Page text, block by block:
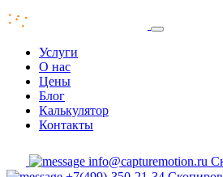
Услуги
О нас
Цены
Блог
Калькулятор
Контакты
info@capturemotion.ru